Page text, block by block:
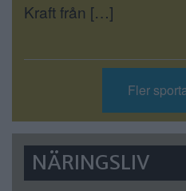
Kraft från […]
Fler
NÄRINGSLIV